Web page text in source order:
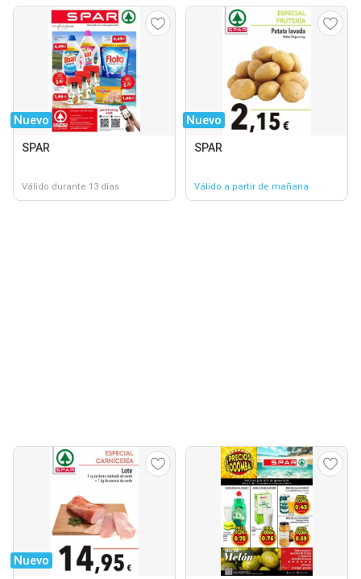
Nuevo
SPAR
Válido durante 13 días
Nuevo
SPAR
Válido a partir de mañana
Nuevo